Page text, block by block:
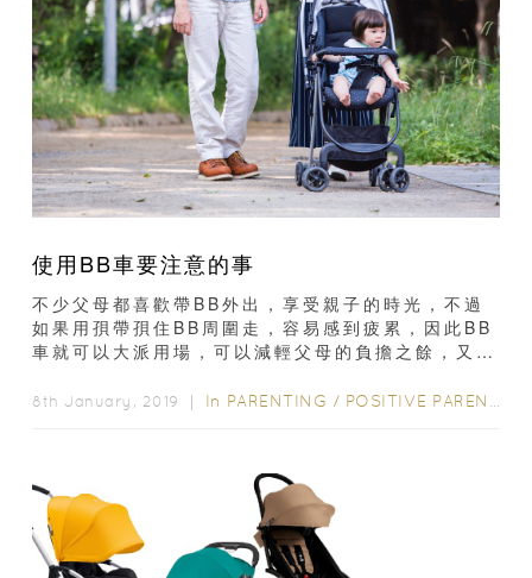
使用BB車要注意的事
不少父母都喜歡帶BB外出，享受親子的時光，不過
如果用孭帶孭住BB周圍走，容易感到疲累，因此BB
車就可以大派用場，可以減輕父母的負擔之餘，又可
8th January, 2019 ｜ In PARENTING / POSITIVE PARENTING